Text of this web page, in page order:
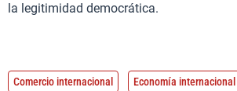
la legitimidad democrática.
Comercio internacional Economía internacional